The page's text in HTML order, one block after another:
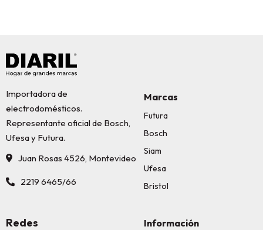
Importadora de
electrodomésticos.
Representante oficial de Bosch,
Ufesa y Futura.
Juan Rosas 4526, Montevideo
2219 6465/66
Marcas
Futura
Bosch
Siam
Ufesa
Bristol
Información
Redes